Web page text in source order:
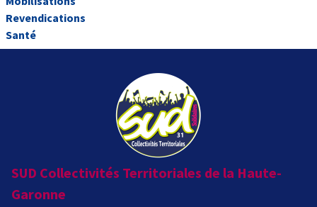
Revendications
Santé
SUD Collectivités Territoriales de la Haute-
Garonne